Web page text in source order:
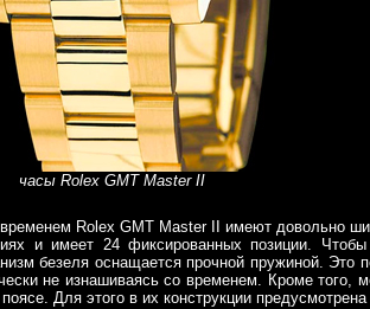
часы Rolex GMT Master II
Rolex GMT Master II имеют довольно
и имеет 24 фиксированных позиции.
безеля оснащается прочной пружиной. Это
не изнашиваясь со временем. Кроме
Для этого в их конструкции